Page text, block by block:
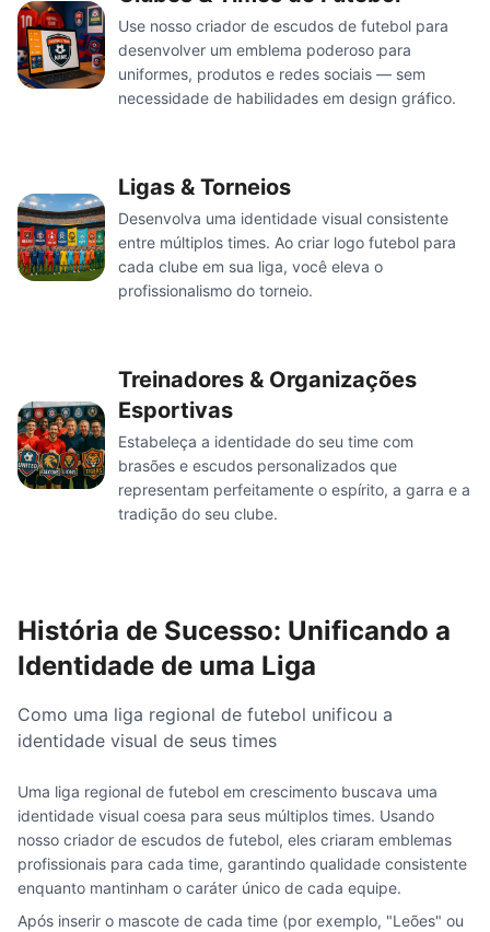
Use nosso criador de escudos de futebol para
desenvolver um emblema poderoso para
uniformes, produtos e redes sociais — sem
necessidade de habilidades em design gráfico.
Ligas & Torneios
Desenvolva uma identidade visual consistente
entre múltiplos times. Ao criar logo futebol para
cada clube em sua liga, você eleva o
profissionalismo do torneio.
Treinadores & Organizações
Esportivas
Estabeleça a identidade do seu time com
brasões e escudos personalizados que
representam perfeitamente o espírito, a garra e a
tradição do seu clube.
História de Sucesso: Unificando a
Identidade de uma Liga
Como uma liga regional de futebol unificou a
identidade visual de seus times
Uma liga regional de futebol em crescimento buscava uma
identidade visual coesa para seus múltiplos times. Usando
nosso criador de escudos de futebol, eles criaram emblemas
profissionais para cada time, garantindo qualidade consistente
enquanto mantinham o caráter único de cada equipe.
Após inserir o mascote de cada time (por exemplo, "Leões" ou